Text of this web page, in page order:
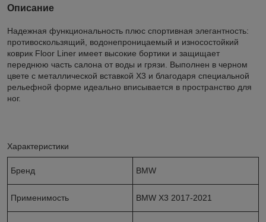
Описание
Надежная функциональность плюс спортивная элегантность:
противоскользящий, водонепроницаемый и износостойкий
коврик Floor Liner имеет высокие бортики и защищает
переднюю часть салона от воды и грязи. Выполнен в черном
цвете с металлической вставкой X3 и благодаря специальной
рельефной форме идеально вписывается в пространство для
ног.
Характеристики
Бренд BMW
Применимость BMW X3 2017-2021